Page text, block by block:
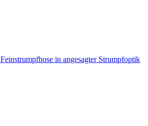
Feinstrumpfhose in angesagter Strumpfoptik